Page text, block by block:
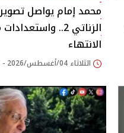
محمد إمام يواصل
الزناتي 2..
الانتهاء
الثلاثاء 04/أغسطس/2026 - 07:57 م